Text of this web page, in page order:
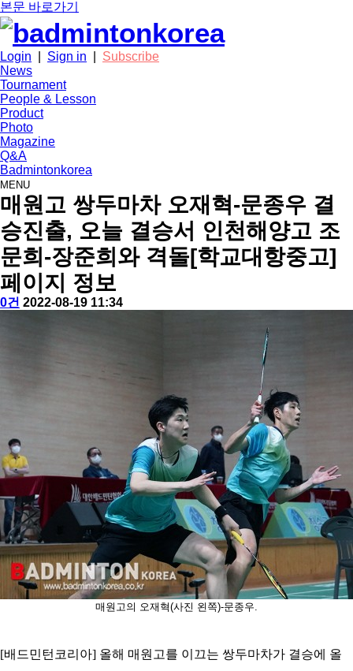
본문 바로가기
Login Sign in
Subscribe
News
Tournament
People & Lesson
Product
Photo
Magazine
Q&A
Badmintonkorea
MENU
tournament
매원고 쌍두마차 오재혁-문종우 결
승진출, 오늘 결승서 인천해양고 조
문희-장준희와 격돌[학교대항중고]
페이지 정보
작
배
댓
0건 작
2022-08-19 11:34
매원고의 오재혁(사진 왼쪽)-문종우.
[배드민턴코리아] 올해 매원고를 이끄는 쌍두마차가 결승에 올